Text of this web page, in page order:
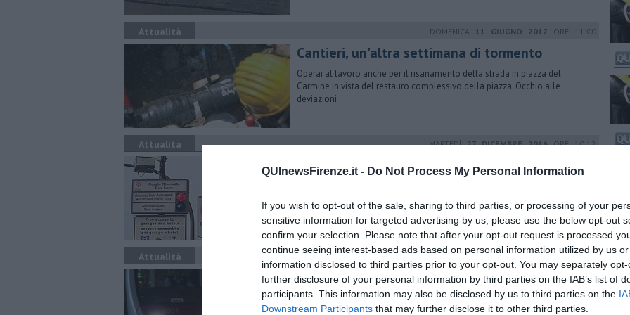
QUInewsFirenze.it - Do Not Process My Personal Information
If you wish to opt-out of the sale, sharing to third parties, or processing of your
sensitive information for targeted advertising by us, please use the below opt-out
confirm your selection. Please note that after your opt-out request is processed
continue seeing interest-based ads based on personal information utilized by us
information disclosed to third parties prior to your opt-out. You may separately
further disclosure of your personal information by third parties on the IAB’s list of
participants. This information may also be disclosed by us to third parties on the
Downstream Participants that may further disclose it to other third parties.
Attualità DOMENICA 11 GIUGNO 2017 ORE 11:00
Cantieri, un'altra settimana di tormento
Operai al lavoro anche per il risanamento della strada in piazza del
Carmine in vista del restauro complessivo della piazza. Occhio alle
deviazioni
Attualità MARTEDÌ27 DICEMBRE 2016ORE 10:12
Ztl a oltranza per capodanno
Attualità LUNEDÌ31 DICEMBRE 2018ORE 17:00
Feste in piazza, andateci con il bus o con il
tram